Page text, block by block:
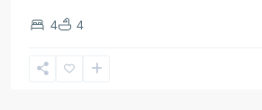
4 4
Copacabana
de